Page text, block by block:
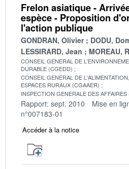
Frelon asiatique -
espèce - Proposition
l'action publique
GONDRAN, Olivier
DODU,
LESSIRARD, Jean
MOREAU,
CONSEIL GENERAL DE
DURABLE (CGEDD)
CONSEIL GENERAL DE
ESPACES RURAUX (CGAAER)
INSPECTION GENERALE DES
Rapport: sept. 2010 Mise en
n°007183-01
Accéder à la notice